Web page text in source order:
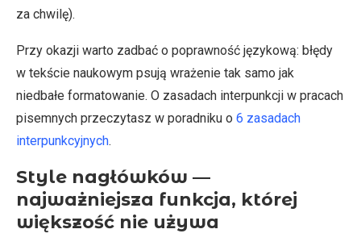
za chwilę).
Przy okazji warto zadbać o poprawność językową: błędy
w tekście naukowym psują wrażenie tak samo jak
niedbałe formatowanie. O zasadach interpunkcji w pracach
pisemnych przeczytasz w poradniku o 6 zasadach
interpunkcyjnych.
Style nagłówków —
najważniejsza funkcja, której
większość nie używa